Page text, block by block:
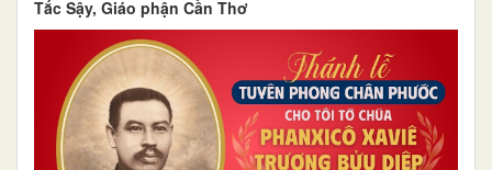
Tắc Sậy, Giáo phận Cần Thơ